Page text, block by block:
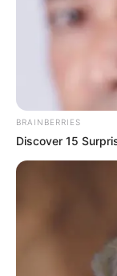
MÉXICO /
de tragedia y
de los
que la
que ha
pelos de
BRAINBERRIES
Discover 15